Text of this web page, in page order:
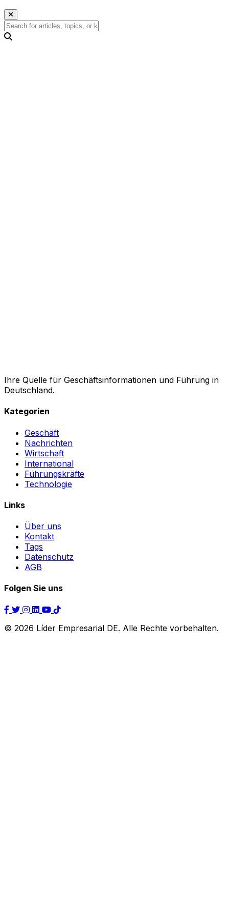
Ihre Quelle für Geschäftsinformationen und Führung in
Deutschland.
Kategorien
Geschäft
Nachrichten
Wirtschaft
International
Führungskräfte
Technologie
Links
Über uns
Kontakt
Tags
Datenschutz
AGB
Folgen Sie uns
© 2026 Líder Empresarial DE. Alle Rechte vorbehalten.